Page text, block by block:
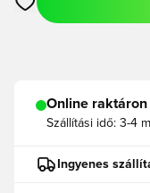
Megnyit egy modált
Online raktáron
Szállítási idő: 3-4
Ingyenes